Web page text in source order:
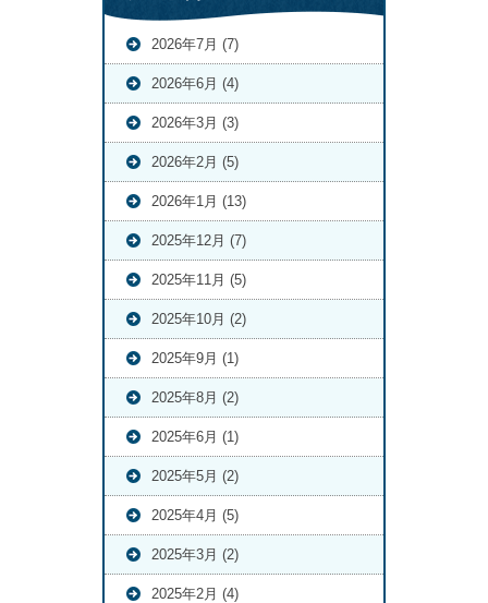
2026年7月 (7)
2026年6月 (4)
2026年3月 (3)
2026年2月 (5)
2026年1月 (13)
2025年12月 (7)
2025年11月 (5)
2025年10月 (2)
2025年9月 (1)
2025年8月 (2)
2025年6月 (1)
2025年5月 (2)
2025年4月 (5)
2025年3月 (2)
2025年2月 (4)